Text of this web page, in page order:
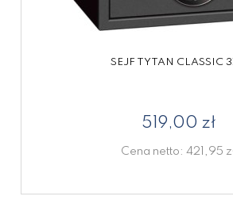
SEJF TYTAN CLASSIC
519,00 zł
Cena netto: 421,95